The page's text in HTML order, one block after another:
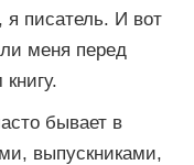
я писатель. И вот
меня перед
бывает в
выпускниками,